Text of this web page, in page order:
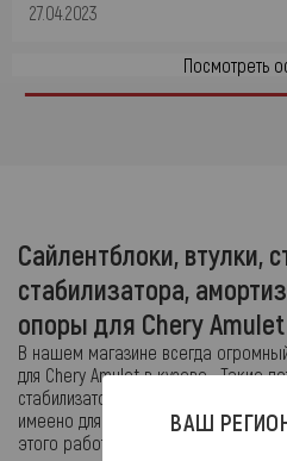
27.04.2023
Посмотреть
Сайлентблоки, втулки,
стабилизатора,
опоры для Chery Amulet
В нашем магазине всегда
для Chery Amulet в кузове . Такие
стабилизатора для Amulet,
имеено для модели всегда в
этого работает служба доставки
ВАШ